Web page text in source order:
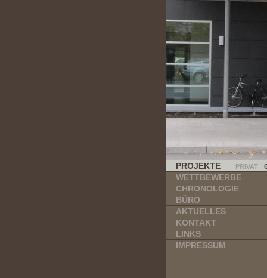
PROJEKTE PRIVAT
WETTBEWERBE
CHRONOLOGIE
BÜRO
AKTUELLES
KONTAKT
LINKS
IMPRESSUM